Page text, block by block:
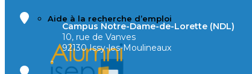
Aide à la recherche d’emploi
Campus Notre-Dame-de-Lorette (NDL)
10, rue de Vanves
92130 Issy-les-Moulineaux